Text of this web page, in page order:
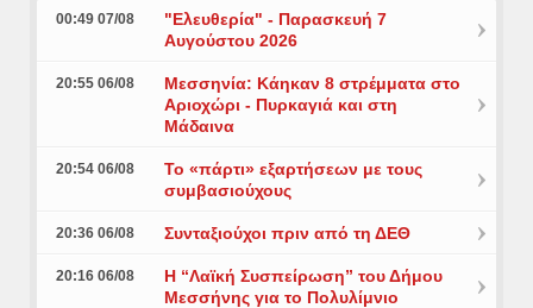
00:49 07/08
"Ελευθερία" - Παρασκευή 7
Αυγούστου 2026
20:55 06/08
Μεσσηνία: Κάηκαν 8 στρέμματα στο
Αριοχώρι - Πυρκαγιά και στη
Μάδαινα
20:54 06/08
Το «πάρτι» εξαρτήσεων με τους
συμβασιούχους
20:36 06/08 Συνταξιούχοι πριν από τη ΔΕΘ
20:16 06/08
Η “Λαϊκή Συσπείρωση” του Δήμου
Μεσσήνης για το Πολυλίμνιο